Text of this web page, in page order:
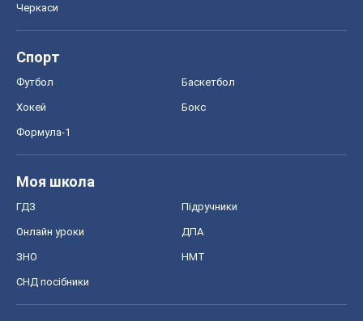
Черкаси
Спорт
Футбол Баскетбол
Хокей Бокс
Формула-1
Моя школа
ГДЗ Підручники
Онлайн уроки ДПА
ЗНО НМТ
СНД посібники